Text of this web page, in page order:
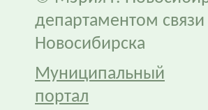
департаментом
Новосибирска
Муниципальный
портал